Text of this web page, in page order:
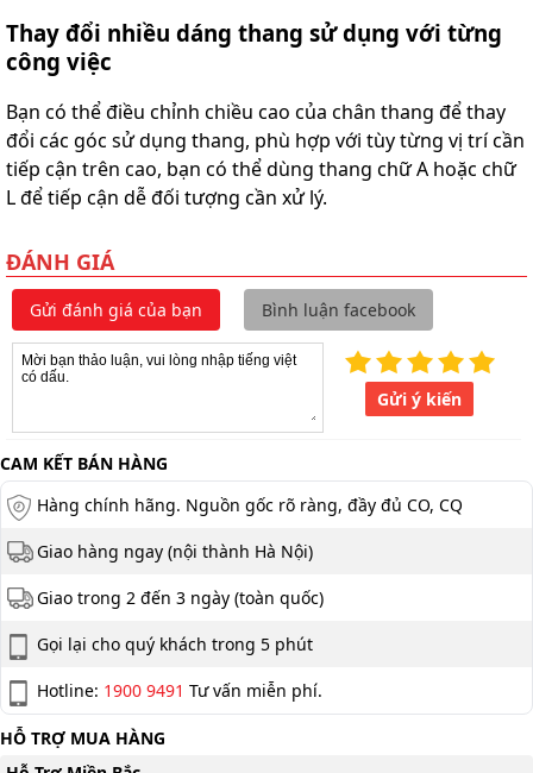
Thay đổi nhiều dáng thang sử dụng với từng
công việc
Bạn có thể điều chỉnh chiều cao của chân thang để thay
đổi các góc sử dụng thang, phù hợp với tùy từng vị trí cần
tiếp cận trên cao, bạn có thể dùng thang chữ A hoặc chữ
L để tiếp cận dễ đối tượng cần xử lý.
ĐÁNH GIÁ
Gửi đánh giá của bạn Bình luận facebook
Gửi ý kiến
CAM KẾT BÁN HÀNG
Hàng chính hãng. Nguồn gốc rõ ràng, đầy đủ CO, CQ
Giao hàng ngay (nội thành Hà Nội)
Giao trong 2 đến 3 ngày (toàn quốc)
Gọi lại cho quý khách trong 5 phút
Hotline: 1900 9491 Tư vấn miễn phí.
HỖ TRỢ MUA HÀNG